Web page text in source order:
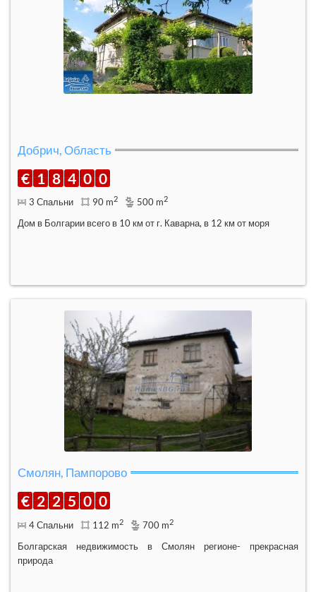
Добрич, Область
€ 1 8 4 0 0
3 Спальни 90 m2 500 m2
Дом в Болгарии всего в 10 км от г. Каварна, в 12 км от моря
Смолян, Пампорово
€ 2 2 5 0 0
4 Спальни 112 m2 700 m2
Болгарская недвижимость в Смолян регионе- прекрасная
природа